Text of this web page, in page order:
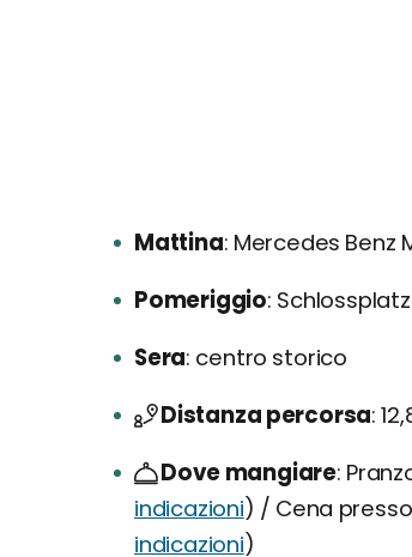
Mattina Mercedes Benz
Pomeriggio
Sera centro storico
Distanza percorsa
Dove mangiare
indicazioni) / Cena
indicazioni)